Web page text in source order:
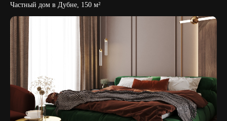
Частный дом в Дубне, 150 м²